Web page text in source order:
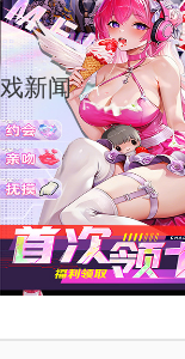
新闻